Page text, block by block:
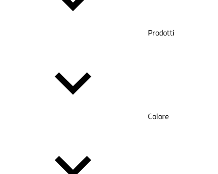
Prodotti
Colore